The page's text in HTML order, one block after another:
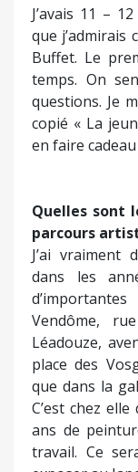
Léadouze,
place des
que dans la
C’est chez
ans de
travail. Ce
exposer au
Votre
même la fin
échos
A cette date
collective, le
Palais de
plus ancien du
Dans les
Autour de moi
de la
plusieurs jurys